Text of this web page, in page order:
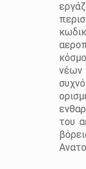
νέων
του